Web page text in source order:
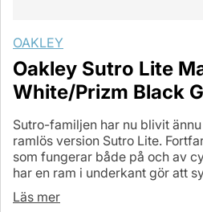
OAKLEY
Oakley Sutro Lite
White/Prizm Black
Sutro-familjen har nu blivit
ramlös version Sutro Lite.
som fungerar både på och av
har en ram i underkant gör att
Läs mer